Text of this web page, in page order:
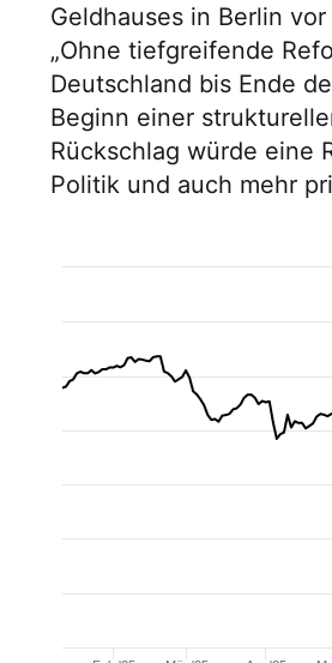
Geldhauses in Berlin
„Ohne tiefgreifende
Deutschland bis Ende
Beginn einer
Rückschlag würde eine
Politik und auch mehr